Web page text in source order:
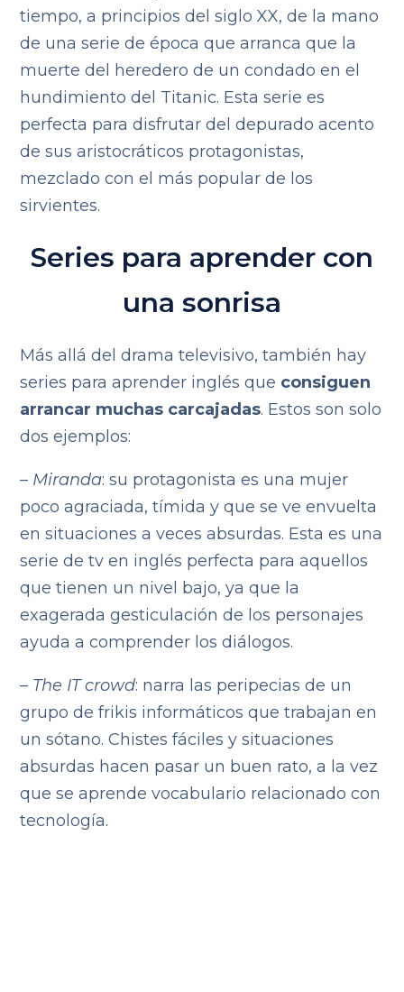
tiempo, a principios del siglo XX, de la mano
de una serie de época que arranca que la
muerte del heredero de un condado en el
hundimiento del Titanic. Esta serie es
perfecta para disfrutar del depurado acento
de sus aristocráticos protagonistas,
mezclado con el más popular de los
sirvientes.
Series para aprender con
una sonrisa
Más allá del drama televisivo, también hay
series para aprender inglés que consiguen
arrancar muchas carcajadas. Estos son solo
dos ejemplos:
– Miranda: su protagonista es una mujer
poco agraciada, tímida y que se ve envuelta
en situaciones a veces absurdas. Esta es una
serie de tv en inglés perfecta para aquellos
que tienen un nivel bajo, ya que la
exagerada gesticulación de los personajes
ayuda a comprender los diálogos.
– The IT crowd: narra las peripecias de un
grupo de frikis informáticos que trabajan en
un sótano. Chistes fáciles y situaciones
absurdas hacen pasar un buen rato, a la vez
que se aprende vocabulario relacionado con
tecnología.